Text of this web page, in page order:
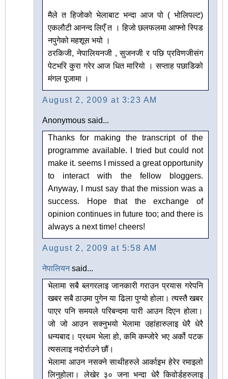
मैले त हिजोको भेलाबाट भन्दा आज पो ( भोलिपल्ट)
एकलौटी आनन्द लिएँ त । हिजो छलफलमा आफ्नो स्पिड
नपुगेको महशूस भयो ।
ठरकिजी, नेपालियनजी , सुजनजी र पछि प्रविणजीसंग
पेटभरि कुरा गरेर आज धित मारियो । सप्ताह पछाडिको
मंगल पूजामा ।
August 2, 2009 at 3:23 AM
Anonymous said...
Thanks for making the transcript of the
programme available. I tried but could not
make it. seems I missed a great opportunity
to interact with the fellow bloggers.
Anyway, I must say that the mission was a
success. Hope that the exchange of
opinion continues in future too; and there is
always a next time! cheers!
August 2, 2009 at 5:58 AM
नेपालियनsaid...
भेलामा सबै ब्लगरलाइ जानकारी गराउन प्रयास गरेपनि
खबर सबै ठाउमा पुगेन या ढिला पुग्यो होला। त्यस्तै खबर
पाएर पनि समयले परिबन्दमा पारी आउन दिएन होला।
जो जो आउन सक्नुभयो भेलामा उहांहारुलाइ धेरै धेरै
धन्यबाद। प्रथम भेला हो, कमि कम्जोरे भए अर्को पटक
त्यसलाइ नदोर्राउने छौं।
भेलामा आउन नसक्ने साथीहरुले आर्काइभ हेरेर रमाइलो
लिनुहोला। लेखेर ३० जना भन्दा धेरै किवोर्डहरुलाइ